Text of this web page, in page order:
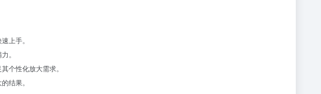
上手。
。
个性化放大需求。
结果。